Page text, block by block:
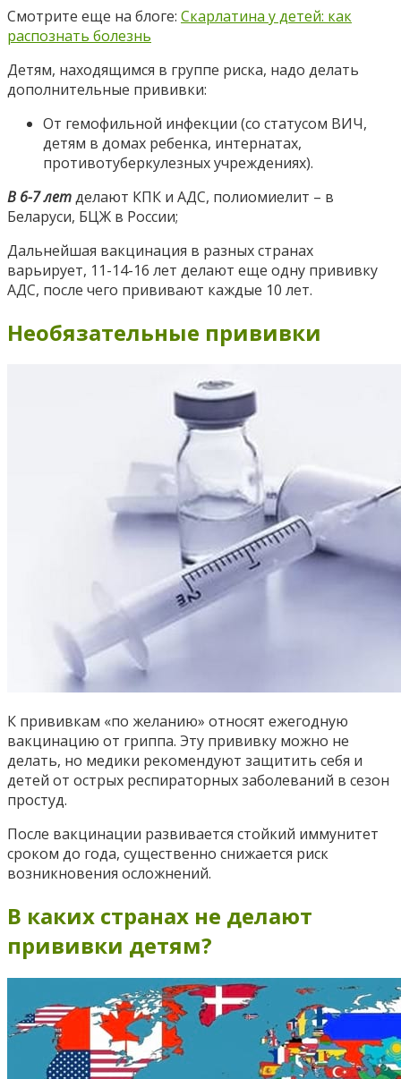
Смотрите еще на блоге: Cкарлатина у детей: как
распознать болезнь
Детям, находящимся в группе риска, надо делать
дополнительные прививки:
От гемофильной инфекции (со статусом ВИЧ,
детям в домах ребенка, интернатах,
противотуберкулезных учреждениях).
В 6-7 летделают КПК и АДС, полиомиелит – в
Беларуси, БЦЖ в России;
Дальнейшая вакцинация в разных странах
варьирует, 11-14-16 лет делают еще одну прививку
АДС, после чего прививают каждые 10 лет.
Необязательные прививки
К прививкам «по желанию» относят ежегодную
вакцинацию от гриппа. Эту прививку можно не
делать, но медики рекомендуют защитить себя и
детей от острых респираторных заболеваний в сезон
простуд.
После вакцинации развивается стойкий иммунитет
сроком до года, существенно снижается риск
возникновения осложнений.
В каких странах не делают
прививки детям?